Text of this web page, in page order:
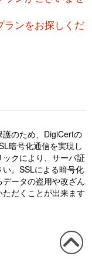
ランをお探しくだ
のため、DigiCertの
暗号化通信を実現し
クにより、サーバ証
。SSLによる暗号化
ータの盗用や改ざん
だくことが出来ます